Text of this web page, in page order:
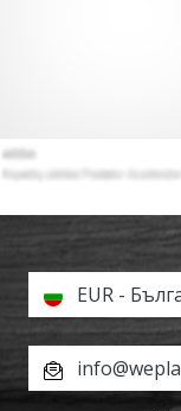
EUR -